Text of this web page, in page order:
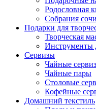
Родословная
Собрания
Подарки для
Творческая
Инструменты
Cервизы
Чайные
Чайные пары
Столовые
Кофейные
Домашний текстиль